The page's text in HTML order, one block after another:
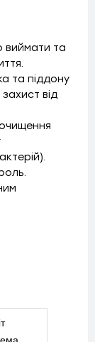
виймати та
та піддону
від